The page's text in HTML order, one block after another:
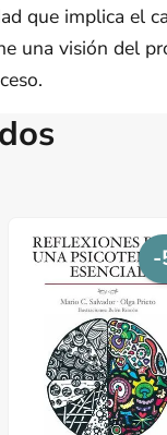
que implica el
una visión del
-